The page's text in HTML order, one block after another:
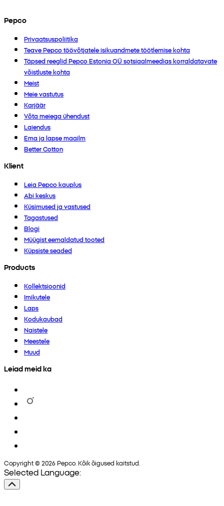
Pepco
Privaatsuspoliitika
Teave Pepco töövõtjatele isikuandmete töötlemise kohta
Täpsed reeglid Pepco Estonia OÜ sotsiaalmeedias korraldatavate
võistluste kohta
Meist
Meie vastutus
Karjäär
Võta meiega ühendust
Laiendus
Ema ja lapse maailm
Better Cotton
Klient
Leia Pepco kauplus
Abi keskus
Küsimused ja vastused
Tagastused
Blogi
Müügist eemaldatud tooted
Küpsiste seaded
Products
Kollektsioonid
Imikutele
Laps
Kodukaubad
Naistele
Meestele
Muud
Leiad meid ka
Copyright © 2026 Pepco. Kõik õigused kaitstud.
Selected Language: